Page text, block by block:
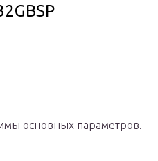
основных параметров.